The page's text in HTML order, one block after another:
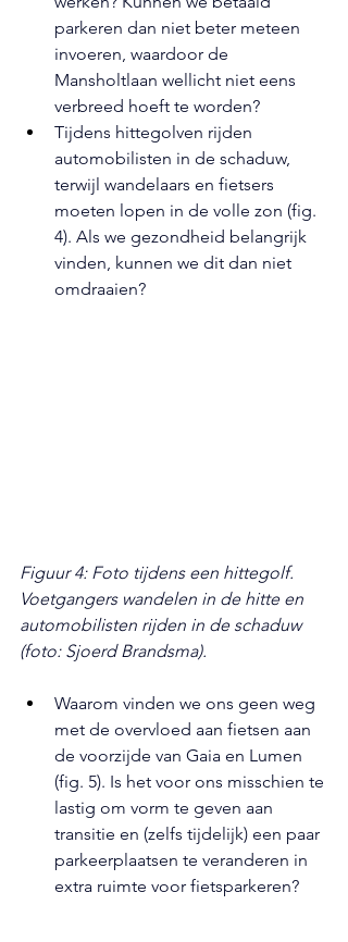
parkeren dan niet beter meteen
invoeren, waardoor de
Mansholtlaan wellicht niet eens
verbreed hoeft te worden?
Tijdens hittegolven rijden
automobilisten in de schaduw,
terwijl wandelaars en fietsers
moeten lopen in de volle zon (fig.
4). Als we gezondheid belangrijk
vinden, kunnen we dit dan niet
omdraaien?
Figuur 4: Foto tijdens een hittegolf.
Voetgangers wandelen in de hitte en
automobilisten rijden in de schaduw
(foto: Sjoerd Brandsma).
Waarom vinden we ons geen weg
met de overvloed aan fietsen aan
de voorzijde van Gaia en Lumen
(fig. 5). Is het voor ons misschien te
lastig om vorm te geven aan
transitie en (zelfs tijdelijk) een paar
parkeerplaatsen te veranderen in
extra ruimte voor fietsparkeren?